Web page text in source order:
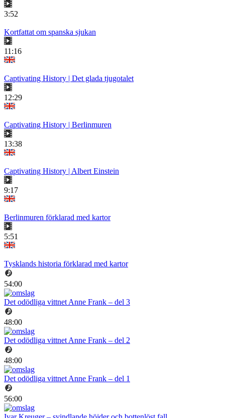
3:52
Kortfattat om spanska sjukan
11:16
Captivating History | Det glada tjugotalet
12:29
Captivating History | Berlinmuren
13:38
Captivating History | Albert Einstein
9:17
Berlinmuren förklarad med kartor
5:51
Tysklands historia förklarad med kartor
54:00
Det odödliga vittnet Anne Frank – del 3
48:00
Det odödliga vittnet Anne Frank – del 2
48:00
Det odödliga vittnet Anne Frank – del 1
56:00